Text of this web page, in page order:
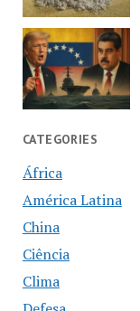
CATEGORIES
África
América Latina
China
Ciência
Clima